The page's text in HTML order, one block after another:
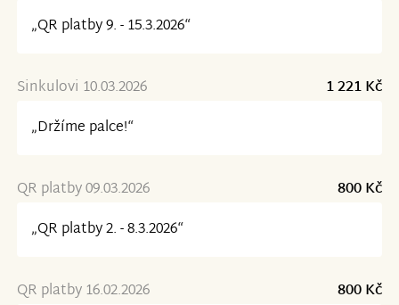
„QR platby 9. - 15.3.2026“
Sinkulovi 10.03.2026
1 221 Kč
„Držíme palce!“
QR platby 09.03.2026
800 Kč
„QR platby 2. - 8.3.2026“
QR platby 16.02.2026
800 Kč